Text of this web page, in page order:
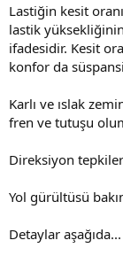
Lastiğin kesit
lastik
ifadesidir. Kesit
konfor da
Karlı ve ıslak
fren ve tutuşu
Direksiyon
Yol gürültüsü
Detaylar aşağıda...